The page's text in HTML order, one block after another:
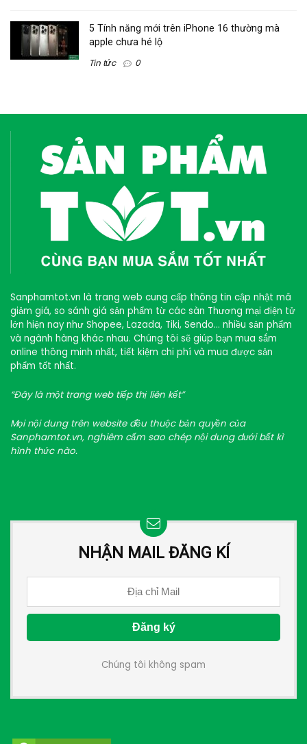
5 Tính năng mới trên iPhone 16 thường mà
apple chưa hé lộ
Tin tức 0
Sanphamtot.vn là trang web cung cấp thông tin cập nhật mã
giảm giá, so sánh giá sản phẩm từ các sàn Thương mại điện tử
lớn hiện nay như Shopee, Lazada, Tiki, Sendo… nhiều sản phẩm
và ngành hàng khác nhau. Chúng tôi sẽ giúp bạn mua sắm
online thông minh nhất, tiết kiệm chi phí và mua được sản
phẩm tốt nhất.
“Đây là một trang web tiếp thị liên kết”
Mọi nội dung trên website đều thuộc bản quyền của
Sanphamtot.vn, nghiêm cấm sao chép nội dung dưới bất kì
hình thức nào.
NHẬN MAIL ĐĂNG KÍ
Chúng tôi không spam